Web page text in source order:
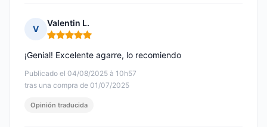
V
Valentin L.
Nota: 5 de 5
Publicado el 04/08/2025 à 10h57
tras una compra de 01/07/2025
¡Genial! Excelente agarre, lo recomiendo
Opinión traducida